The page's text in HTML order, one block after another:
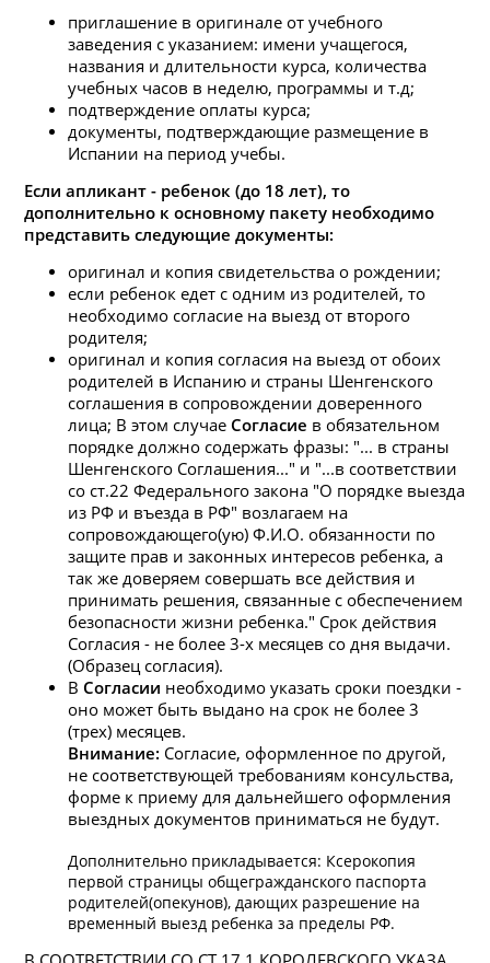
приглашение в оригинале от учебного
заведения с указанием: имени учащегося,
названия и длительности курса, количества
учебных часов в неделю, программы и т.д;
подтверждение оплаты курса;
документы, подтверждающие размещение в
Испании на период учебы.
Если апликант - ребенок (до 18 лет), то
дополнительно к основному пакету необходимо
представить следующие документы:
оригинал и копия свидетельства о рождении;
если ребенок едет с одним из родителей, то
необходимо согласие на выезд от второго
родителя;
оригинал и копия согласия на выезд от обоих
родителей в Испанию и страны Шенгенского
соглашения в сопровождении доверенного
лица; В этом случае Согласие в обязательном
порядке должно содержать фразы: "... в страны
Шенгенского Соглашения..." и "...в соответствии
со ст.22 Федерального закона "О порядке выезда
из РФ и въезда в РФ" возлагаем на
сопровождающего(ую) Ф.И.О. обязанности по
защите прав и законных интересов ребенка, а
так же доверяем совершать все действия и
принимать решения, связанные с обеспечением
безопасности жизни ребенка." Срок действия
Согласия - не более 3-х месяцев со дня выдачи.
(Образец согласия).
В Согласии необходимо указать сроки поездки -
оно может быть выдано на срок не более 3
(трех) месяцев.
Внимание: Согласие, оформленное по другой,
не соответствующей требованиям консульства,
форме к приему для дальнейшего оформления
выездных документов приниматься не будут.
Дополнительно прикладывается: Ксерокопия
первой страницы общегражданского паспорта
родителей(опекунов), дающих разрешение на
временный выезд ребенка за пределы РФ.